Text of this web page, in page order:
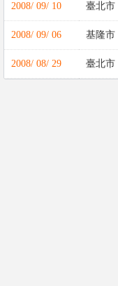
2008/ 09/ 10 臺北市
2008/ 09/ 06 基隆市
2008/ 08/ 29 臺北市